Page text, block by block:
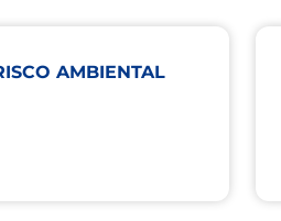
AMBIENTAL